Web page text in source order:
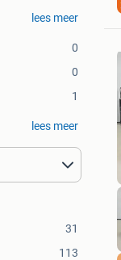
lees meer
0
0
1
lees meer
31
113